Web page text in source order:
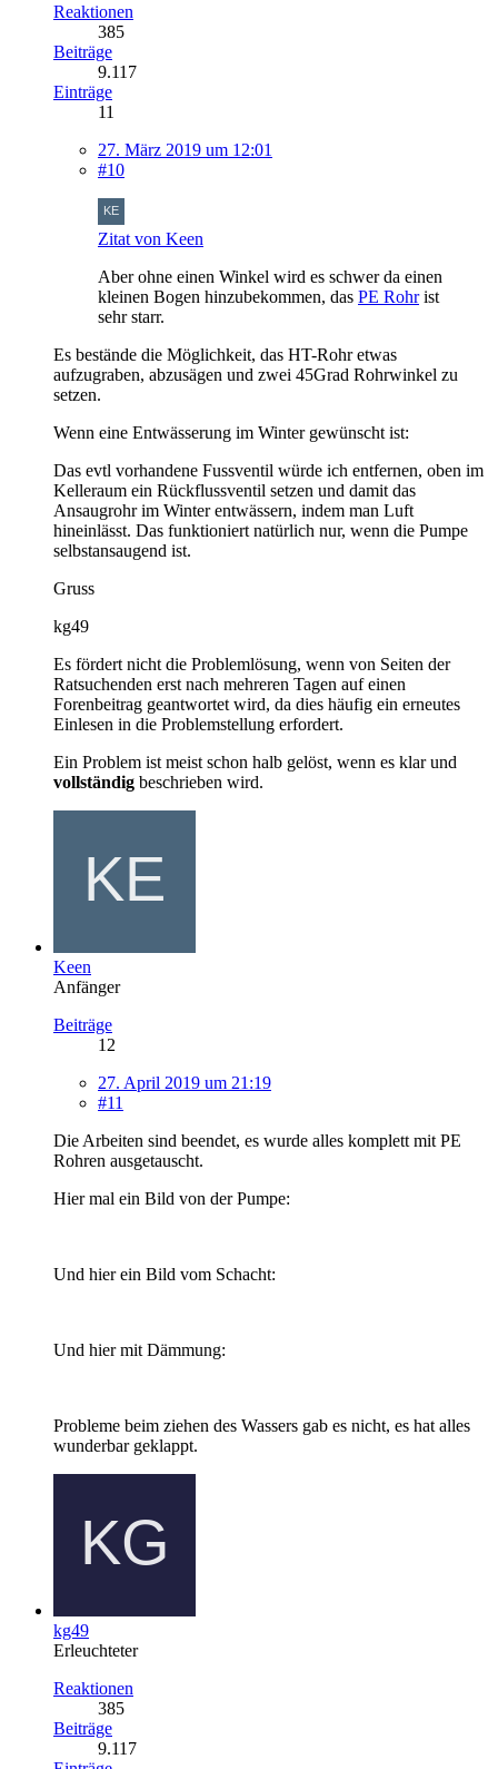
Reaktionen
385
Beiträge
9.117
Einträge
11
27. März 2019 um 12:01
#10
Zitat von Keen
Aber ohne einen Winkel wird es schwer da einen
kleinen Bogen hinzubekommen, das PE Rohrist
sehr starr.
Es bestände die Möglichkeit, das HT-Rohr etwas
aufzugraben, abzusägen und zwei 45Grad Rohrwinkel zu
setzen.
Wenn eine Entwässerung im Winter gewünscht ist:
Das evtl vorhandene Fussventil würde ich entfernen, oben im
Kelleraum ein Rückflussventil setzen und damit das
Ansaugrohr im Winter entwässern, indem man Luft
hineinlässt. Das funktioniert natürlich nur, wenn die Pumpe
selbstansaugend ist.
Gruss
kg49
Es fördert nicht die Problemlösung, wenn von Seiten der
Ratsuchenden erst nach mehreren Tagen auf einen
Forenbeitrag geantwortet wird, da dies häufig ein erneutes
Einlesen in die Problemstellung erfordert.
Ein Problem ist meist schon halb gelöst, wenn es klar und
vollständig beschrieben wird.
Keen
Anfänger
Beiträge
12
27. April 2019 um 21:19
#11
Die Arbeiten sind beendet, es wurde alles komplett mit PE
Rohren ausgetauscht.
Hier mal ein Bild von der Pumpe:
Und hier ein Bild vom Schacht:
Und hier mit Dämmung:
Probleme beim ziehen des Wassers gab es nicht, es hat alles
wunderbar geklappt.
kg49
Erleuchteter
Reaktionen
385
Beiträge
9.117